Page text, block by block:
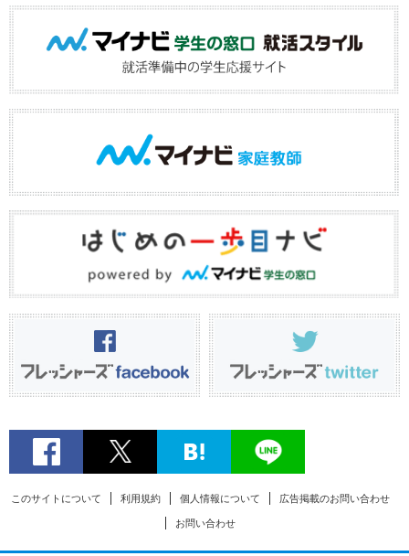
このサイトについて 利用規約 個人情報について 広告掲載のお問い合わせ
お問い合わせ